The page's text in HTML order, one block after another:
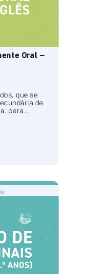
Oral –
que se
de
para...